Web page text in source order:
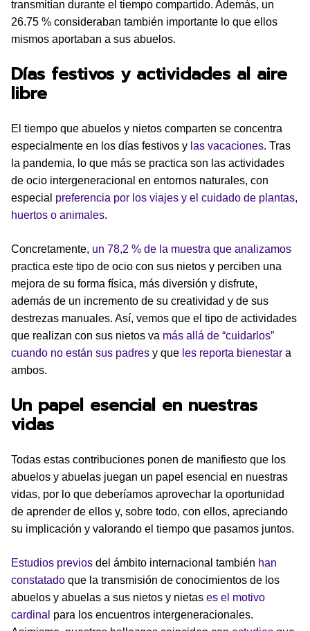
transmitían durante el tiempo compartido. Además, un
26.75 % consideraban también importante lo que ellos
mismos aportaban a sus abuelos.
Días festivos y actividades al aire
libre
El tiempo que abuelos y nietos comparten se concentra
especialmente en los días festivos y las vacaciones. Tras
la pandemia, lo que más se practica son las actividades
de ocio intergeneracional en entornos naturales, con
especial preferencia por los viajes y el cuidado de plantas,
huertos o animales.
Concretamente, un 78,2 % de la muestra que analizamos
practica este tipo de ocio con sus nietos y perciben una
mejora de su forma física, más diversión y disfrute,
además de un incremento de su creatividad y de sus
destrezas manuales. Así, vemos que el tipo de actividades
que realizan con sus nietos va más allá de “cuidarlos”
cuando no están sus padres y que les reporta bienestar a
ambos.
Un papel esencial en nuestras
vidas
Todas estas contribuciones ponen de manifiesto que los
abuelos y abuelas juegan un papel esencial en nuestras
vidas, por lo que deberíamos aprovechar la oportunidad
de aprender de ellos y, sobre todo, con ellos, apreciando
su implicación y valorando el tiempo que pasamos juntos.
Estudios previos del ámbito internacional también han
constatado que la transmisión de conocimientos de los
abuelos y abuelas a sus nietos y nietas es el motivo
cardinal para los encuentros intergeneracionales.